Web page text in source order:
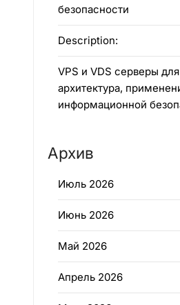
безопасности
Description:
VPS и VDS серверы
архитектура,
информационной
Архив
Июль 2026
Июнь 2026
Май 2026
Апрель 2026